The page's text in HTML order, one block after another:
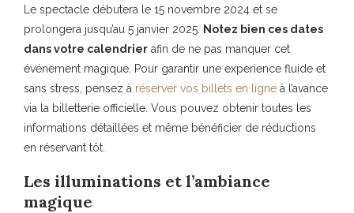
Le spectacle débutera le 15 novembre 2024 et se
prolongera jusqu’au 5 janvier 2025. Notez bien ces dates
dans votre calendrier afin de ne pas manquer cet
événement magique. Pour garantir une experience fluide et
sans stress, pensez à réserver vos billets en ligne à l’avance
via la billetterie officielle. Vous pouvez obtenir toutes les
informations détaillées et même bénéficier de réductions
en réservant tôt.
Les illuminations et l’ambiance
magique